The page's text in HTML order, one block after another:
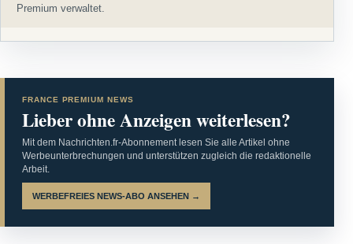
Premium verwaltet.
FRANCE PREMIUM NEWS
Lieber ohne Anzeigen weiterlesen?
Mit dem Nachrichten.fr-Abonnement lesen Sie alle Artikel ohne
Werbeunterbrechungen und unterstützen zugleich die redaktionelle
Arbeit.
WERBEFREIES NEWS-ABO ANSEHEN →